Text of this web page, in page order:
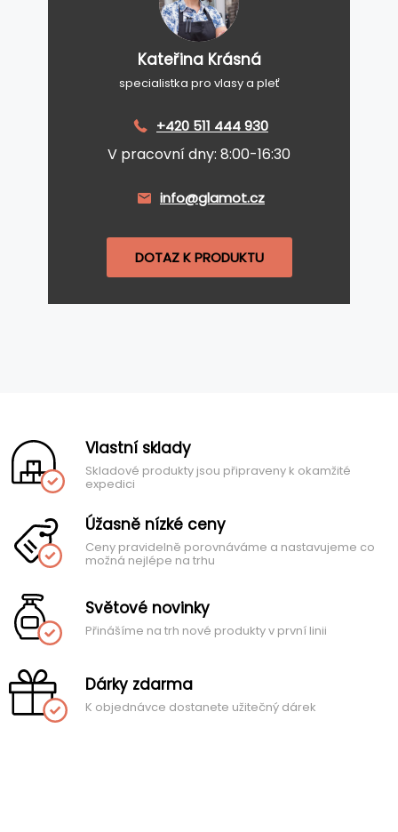
Kateřina Krásná
specialistka pro vlasy a pleť
+420 511 444 930
V pracovní dny: 8:00-16:30
info@glamot.cz
DOTAZ K PRODUKTU
Vlastní sklady
Skladové produkty jsou připraveny k okamžité
expedici
Úžasně nízké ceny
Ceny pravidelně porovnáváme a nastavujeme co
možná nejlépe na trhu
Světové novinky
Přinášíme na trh nové produkty v první linii
Dárky zdarma
K objednávce dostanete užitečný dárek